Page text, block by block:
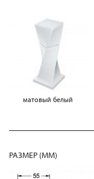
матовый белый
РАЗМЕР (MM)